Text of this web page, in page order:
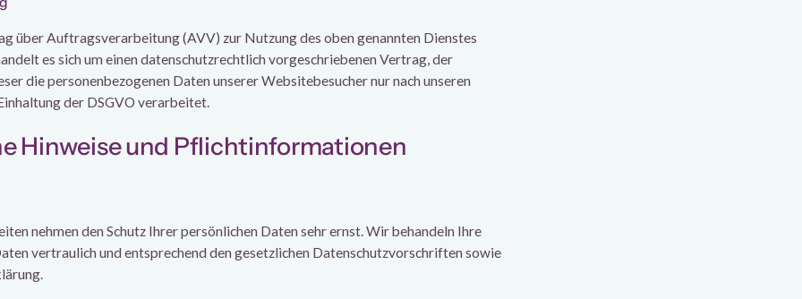
über Auftragsverarbeitung (AVV) zur Nutzung des oben genannten Dienstes
es sich um einen datenschutzrechtlich vorgeschriebenen Vertrag, der
die personenbezogenen Daten unserer Websitebesucher nur nach unseren
der DSGVO verarbeitet.
Hinweise und Pflichtinformationen
nehmen den Schutz Ihrer persönlichen Daten sehr ernst. Wir behandeln Ihre
vertraulich und entsprechend den gesetzlichen Datenschutzvorschriften sowie